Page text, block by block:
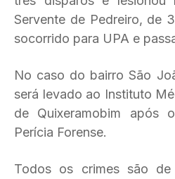
Servente de Pedreiro, de
socorrido para UPA e
No caso do bairro São
será levado ao Instituto
de Quixeramobim após
Perícia Forense.
Todos os crimes são de